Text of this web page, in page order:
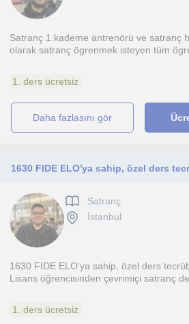
Satranç 1.kademe antrenörü ve satranç
olarak satranç ögrenmek isteyen tüm
1. ders ücretsiz
daha fazlasını gör
Satranç
İstanbul
1630 FIDE ELO'ya sahip, özel ders
Lisans öğrencisinden çevrimiçi satranç
1. ders ücretsiz